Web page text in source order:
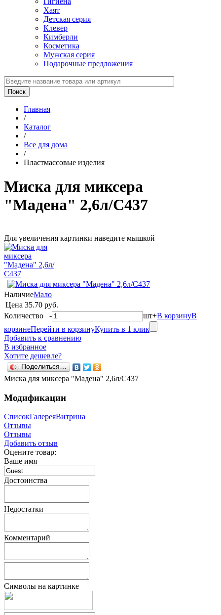
Хаят
Детская серия
Клевер
Кимберли
Косметика
Мужская серия
Подарочные предложения
Главная
/
Каталог
/
Все для дома
/
Пластмассовые изделия
Миска для миксера
"Мадена" 2,6л/С437
Для увеличения картинки наведите мышкой
НаличиеМало
Цена 35.70 руб.
Количество - шт+В корзинуВ
корзинеПерейти в корзинуКупить в 1 клик
Добавить к сравнению
В избранное
Хотите дешевле?
Поделиться…
Миска для миксера "Мадена" 2,6л/С437
Модификации
СписокГалереяВитрина
Отзывы
Отзывы
Добавить отзыв
Оцените товар:
Ваше имя
Достоинства
Недостатки
Комментарий
Символы на картинке